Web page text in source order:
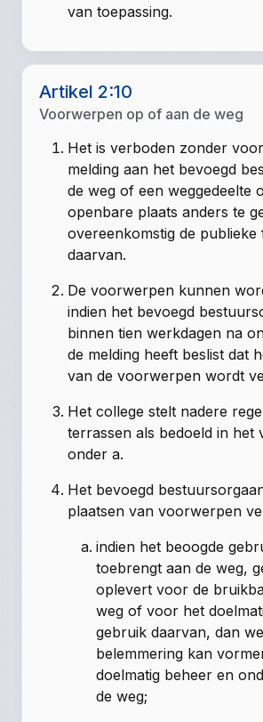
van toepassing.
Artikel 2:10
Voorwerpen op of aan de weg
Het is verboden zonder
melding aan het bevoegd
de weg of een weggedeelte
openbare plaats anders te
overeenkomstig de publieke
daarvan.
De voorwerpen kunnen
indien het bevoegd
binnen tien werkdagen na
de melding heeft beslist dat
van de voorwerpen wordt
Het college stelt nadere
terrassen als bedoeld in het
onder a.
Het bevoegd
plaatsen van voorwerpen
indien het beoogde
toebrengt aan de weg,
oplevert voor de
weg of voor het
gebruik daarvan, dan
belemmering kan
doelmatig beheer en
de weg;